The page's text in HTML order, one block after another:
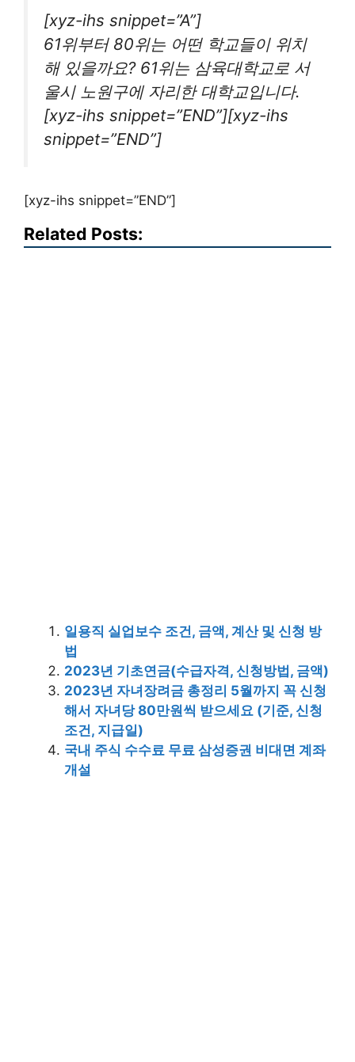
[xyz-ihs snippet=”A”]
61위부터 80위는 어떤 학교들이 위치
해 있을까요? 61위는 삼육대학교로 서
울시 노원구에 자리한 대학교입니다.
[xyz-ihs snippet=”END”][xyz-ihs
snippet=”END”]
[xyz-ihs snippet=”END”]
Related Posts:
일용직 실업보수 조건, 금액, 계산 및 신청 방
법
2023년 기초연금(수급자격, 신청방법, 금액)
2023년 자녀장려금 총정리 5월까지 꼭 신청
해서 자녀당 80만원씩 받으세요 (기준, 신청
조건, 지급일)
국내 주식 수수료 무료 삼성증권 비대면 계좌
개설